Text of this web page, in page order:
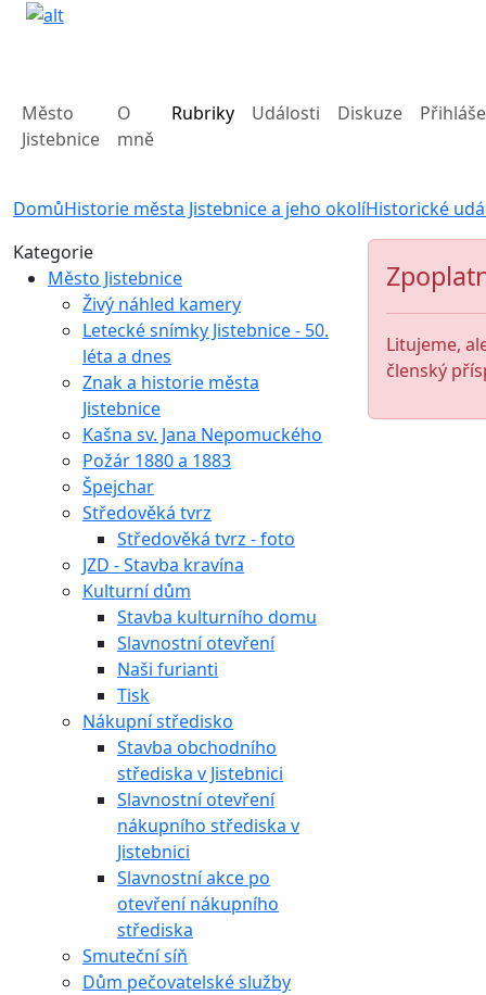
Město
Jistebnice
O
mně
Rubriky Události Diskuze
DomůHistorie města Jistebnice a jeho okolíHistorické
Litujeme,
členský
Kategorie
Město Jistebnice
Živý náhled kamery
Letecké snímky Jistebnice - 50.
léta a dnes
Znak a historie města
Jistebnice
Kašna sv. Jana Nepomuckého
Požár 1880 a 1883
Špejchar
Středověká tvrz
Středověká tvrz - foto
JZD - Stavba kravína
Kulturní dům
Stavba kulturního domu
Slavnostní otevření
Naši furianti
Tisk
Nákupní středisko
Stavba obchodního
střediska v Jistebnici
Slavnostní otevření
nákupního střediska v
Jistebnici
Slavnostní akce po
otevření nákupního
střediska
Smuteční síň
Dům pečovatelské služby